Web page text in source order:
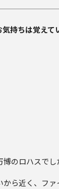
持ちは覚えて
のロハスでし
ら近く、フ